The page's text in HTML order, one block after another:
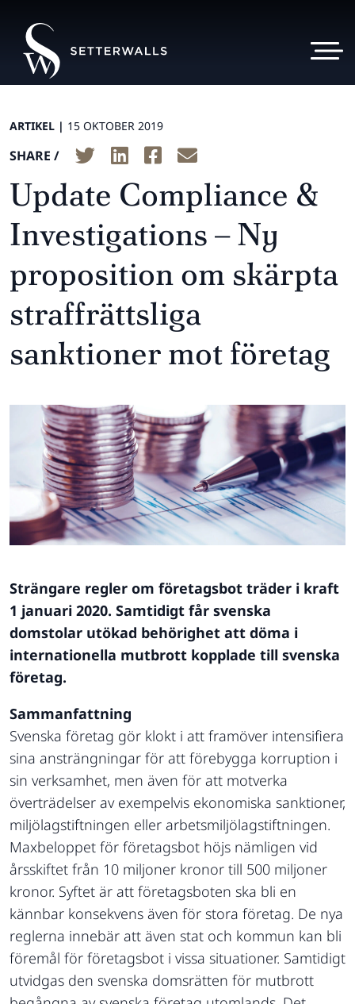
ARTIKEL | 15 OKTOBER 2019
SHARE /
Update Compliance &
Investigations – Ny
proposition om skärpta
straffrättsliga
sanktioner mot företag
Strängare regler om företagsbot träder i kraft
1 januari 2020. Samtidigt får svenska
domstolar utökad behörighet att döma i
internationella mutbrott kopplade till svenska
företag.
Sammanfattning
Svenska företag gör klokt i att framöver intensifiera
sina ansträngningar för att förebygga korruption i
sin verksamhet, men även för att motverka
överträdelser av exempelvis ekonomiska sanktioner,
miljölagstiftningen eller arbetsmiljölagstiftningen.
Maxbeloppet för företagsbot höjs nämligen vid
årsskiftet från 10 miljoner kronor till 500 miljoner
kronor. Syftet är att företagsboten ska bli en
kännbar konsekvens även för stora företag. De nya
reglerna innebär att även stat och kommun kan bli
föremål för företagsbot i vissa situationer. Samtidigt
utvidgas den svenska domsrätten för mutbrott